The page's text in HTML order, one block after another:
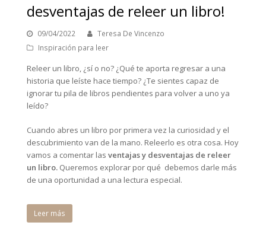
desventajas de releer un libro!
09/04/2022
Teresa De Vincenzo
Inspiración para leer
Releer un libro, ¿sí o no? ¿Qué te aporta regresar a una
historia que leíste hace tiempo? ¿Te sientes capaz de
ignorar tu pila de libros pendientes para volver a uno ya
leído?
Cuando abres un libro por primera vez la curiosidad y el
descubrimiento van de la mano. Releerlo es otra cosa. Hoy
vamos a comentar las ventajas y desventajas de releer
un libro. Queremos explorar por qué debemos darle más
de una oportunidad a una lectura especial.
Leer más